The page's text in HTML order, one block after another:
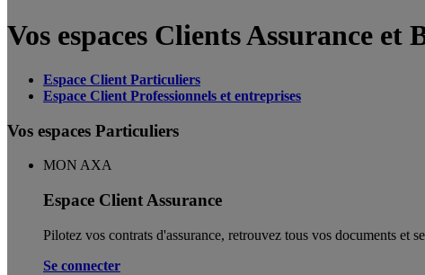
Vos espaces Clients Assurance et
Espace Client Particuliers
Espace Client Professionnels et entreprises
Vos espaces Particuliers
MON AXA
Espace Client Assurance
Pilotez vos contrats d'assurance, retrouvez tous vos documents et
Se connecter